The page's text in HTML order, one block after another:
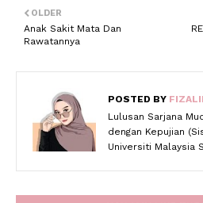
OLDER
Anak Sakit Mata Dan
Rawatannya
POSTED BY
Lulusan Sarjana
dengan Kepujian
Universiti Malaysia